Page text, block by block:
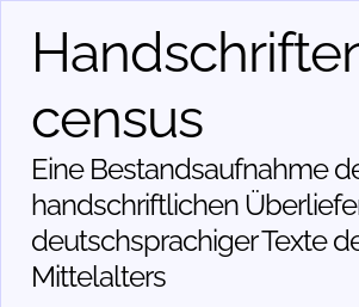
census
Eine Bestandsaufnahme
handschriftlichen
deutschsprachiger Texte
Mittelalters